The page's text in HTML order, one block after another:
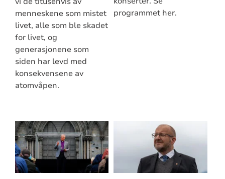
menneskene som mistet
livet, alle som ble skadet
for livet, og
generasjonene som
siden har levd med
konsekvensene av
atomvåpen.
programmet her.